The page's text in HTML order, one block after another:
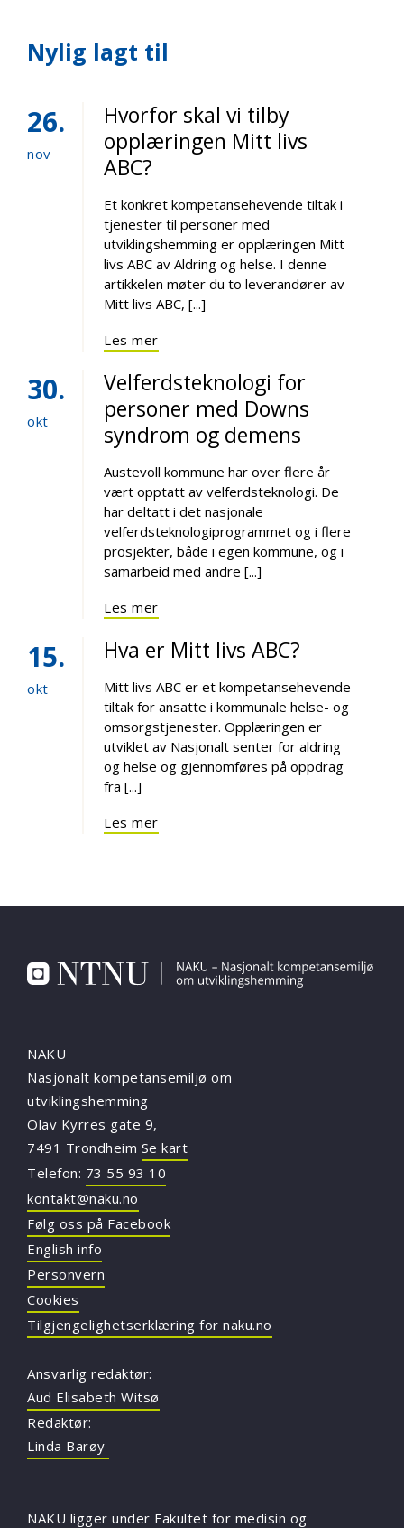
Nylig lagt til
26
nov
Hvorfor skal vi tilby
opplæringen Mitt livs
ABC?
Et konkret kompetansehevende tiltak i
tjenester til personer med
utviklingshemming er opplæringen Mitt
livs ABC av Aldring og helse. I denne
artikkelen møter du to leverandører av
Mitt livs ABC, [...]
Les mer
30
okt
Velferdsteknologi for
personer med Downs
syndrom og demens
Austevoll kommune har over flere år
vært opptatt av velferdsteknologi. De
har deltatt i det nasjonale
velferdsteknologiprogrammet og i flere
prosjekter, både i egen kommune, og i
samarbeid med andre [...]
Les mer
15
okt
Hva er Mitt livs ABC?
Mitt livs ABC er et kompetansehevende
tiltak for ansatte i kommunale helse- og
omsorgstjenester. Opplæringen er
utviklet av Nasjonalt senter for aldring
og helse og gjennomføres på oppdrag
fra [...]
Les mer
NAKU
Nasjonalt kompetansemiljø om
utviklingshemming
Olav Kyrres gate 9,
7491 Trondheim Se kart
Telefon: 73 55 93 10
kontakt@naku.no
Følg oss på Facebook
English info
Personvern
Cookies
Tilgjengelighetserklæring for naku.no
Ansvarlig redaktør:
Aud Elisabeth Witsø
Redaktør:
Linda Barøy
NAKU ligger under Fakultet for medisin og